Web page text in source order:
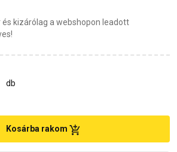
kizárólag a webshopon leadott
db
Kosárba rakom